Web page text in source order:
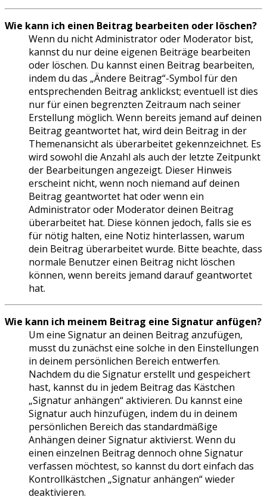
Wie kann ich einen Beitrag bearbeiten oder löschen?
Wenn du nicht Administrator oder Moderator bist,
kannst du nur deine eigenen Beiträge bearbeiten
oder löschen. Du kannst einen Beitrag bearbeiten,
indem du das „Ändere Beitrag“-Symbol für den
entsprechenden Beitrag anklickst; eventuell ist dies
nur für einen begrenzten Zeitraum nach seiner
Erstellung möglich. Wenn bereits jemand auf deinen
Beitrag geantwortet hat, wird dein Beitrag in der
Themenansicht als überarbeitet gekennzeichnet. Es
wird sowohl die Anzahl als auch der letzte Zeitpunkt
der Bearbeitungen angezeigt. Dieser Hinweis
erscheint nicht, wenn noch niemand auf deinen
Beitrag geantwortet hat oder wenn ein
Administrator oder Moderator deinen Beitrag
überarbeitet hat. Diese können jedoch, falls sie es
für nötig halten, eine Notiz hinterlassen, warum
dein Beitrag überarbeitet wurde. Bitte beachte, dass
normale Benutzer einen Beitrag nicht löschen
können, wenn bereits jemand darauf geantwortet
hat.
Wie kann ich meinem Beitrag eine Signatur anfügen?
Um eine Signatur an deinen Beitrag anzufügen,
musst du zunächst eine solche in den Einstellungen
in deinem persönlichen Bereich entwerfen.
Nachdem du die Signatur erstellt und gespeichert
hast, kannst du in jedem Beitrag das Kästchen
„Signatur anhängen“ aktivieren. Du kannst eine
Signatur auch hinzufügen, indem du in deinem
persönlichen Bereich das standardmäßige
Anhängen deiner Signatur aktivierst. Wenn du
einen einzelnen Beitrag dennoch ohne Signatur
verfassen möchtest, so kannst du dort einfach das
Kontrollkästchen „Signatur anhängen“ wieder
deaktivieren.